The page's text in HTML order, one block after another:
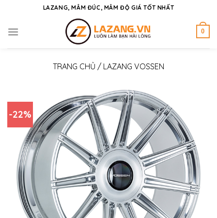
content
LAZANG, MÂM ĐÚC, MÂM ĐỘ GIÁ TỐT NHẤT
0
TRANG CHỦ / LAZANG VOSSEN
-22%